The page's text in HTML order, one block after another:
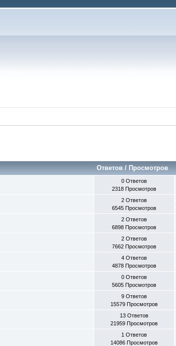
Ответов /Просмотров
0 Ответов
2318 Просмотров
2 Ответов
6545 Просмотров
2 Ответов
6898 Просмотров
2 Ответов
7662 Просмотров
4 Ответов
4878 Просмотров
0 Ответов
5605 Просмотров
9 Ответов
15579 Просмотров
13 Ответов
21959 Просмотров
1 Ответов
14086 Просмотров